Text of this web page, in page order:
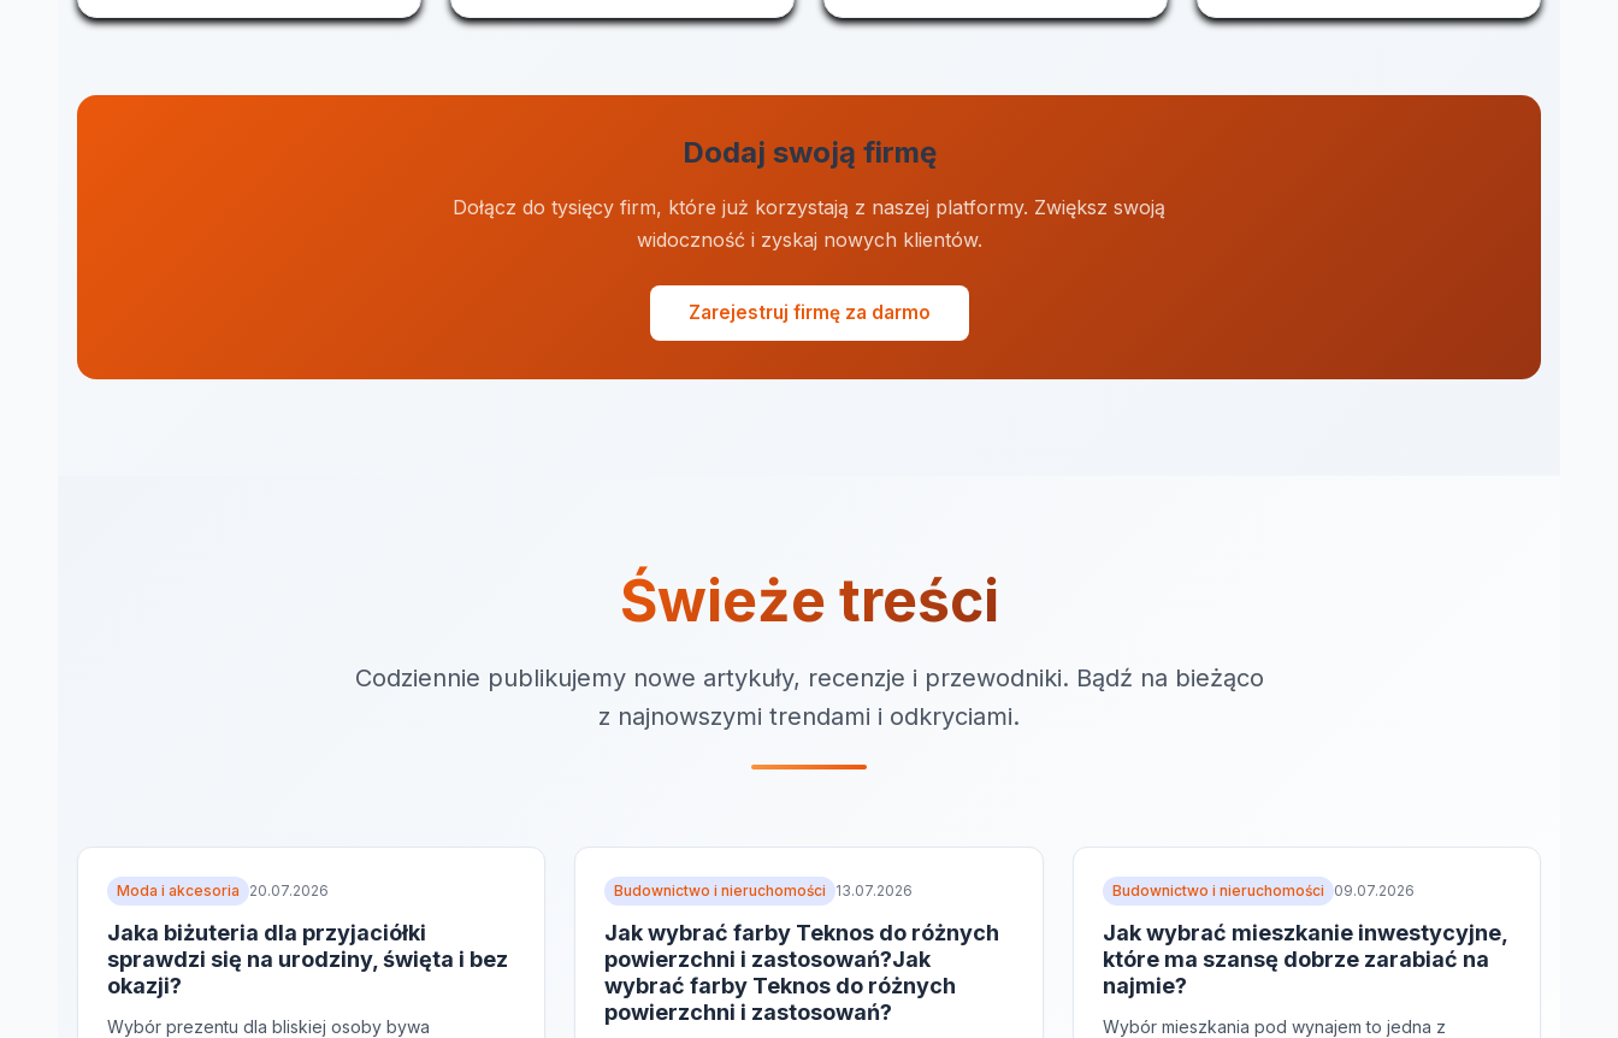
Dodaj swoją firmę
Dołącz do tysięcy firm, które już korzystają z naszej platformy. Zwiększ swoją
widoczność i zyskaj nowych klientów.
Zarejestruj firmę za darmo
Świeże treści
Codziennie publikujemy nowe artykuły, recenzje i przewodniki. Bądź na bieżąco
z najnowszymi trendami i odkryciami.
Moda i akcesoria 20.07.2026
Jaka biżuteria dla przyjaciółki
sprawdzi się na urodziny, święta i bez
okazji?
Wybór prezentu dla bliskiej osoby bywa
Budownictwo i nieruchomości 13.07.2026
Jak wybrać farby Teknos do różnych
powierzchni i zastosowań?Jak
wybrać farby Teknos do różnych
powierzchni i zastosowań?
Budownictwo i nieruchomości 09.07.2026
Jak wybrać mieszkanie inwestycyjne,
które ma szansę dobrze zarabiać na
najmie?
Wybór mieszkania pod wynajem to jedna z